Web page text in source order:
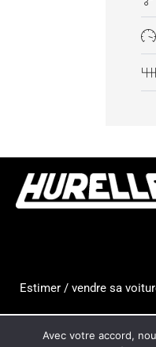
Estimer / vendre sa
HURELLE
Avec votre accord,